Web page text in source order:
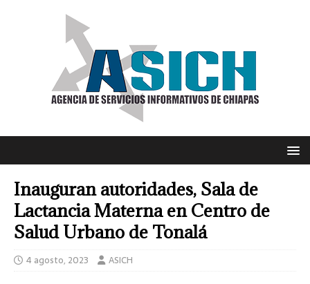
Inauguran autoridades, Sala de
Lactancia Materna en Centro de
Salud Urbano de Tonalá
4 agosto, 2023 ASICH